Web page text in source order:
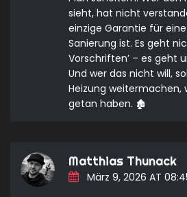
sieht, hat nicht
einzige Garantie für
Sanierung ist. Es geht
Vorschriften’ – es geht
Und wer das nicht will,
Heizung weitermachen,
getan haben. 🏚️
Matthias Thunack
März 9, 2026 AT